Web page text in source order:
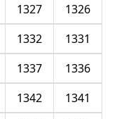
1326
1327
1331
1332
1336
1337
1341
1342